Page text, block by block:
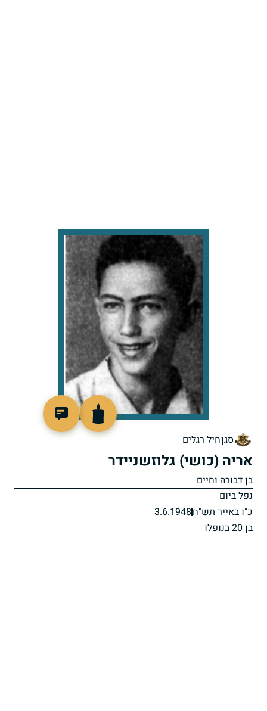
סגןחיל רגלים
אריה (כושי) גלוזשניידר
בן דבורה וחיים
נפל ביום
כ"ו באייר תש"ח3.6.1948
בן 20 בנופלו